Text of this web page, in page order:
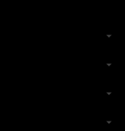
arrow_drop_down
arrow_drop_down
arrow_drop_down
arrow_drop_down